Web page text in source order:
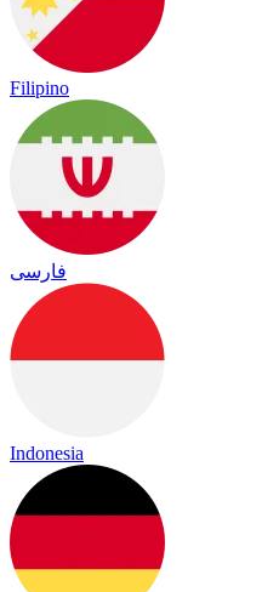
Filipino
فارسی
Indonesia